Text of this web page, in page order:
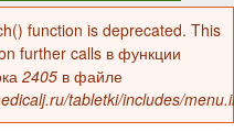
function is deprecated. This
further calls в функции
2405 в файле
tabletki/includes/